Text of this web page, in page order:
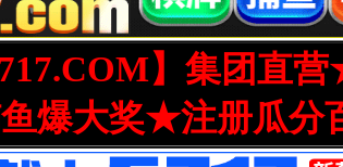
】集团直
爆大奖★注册瓜分